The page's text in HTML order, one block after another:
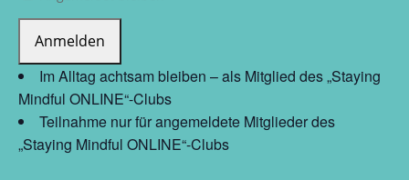
Im Alltag achtsam bleiben – als Mitglied des „Staying
Mindful ONLINE“-Clubs
Teilnahme nur für angemeldete Mitglieder des
„Staying Mindful ONLINE“-Clubs